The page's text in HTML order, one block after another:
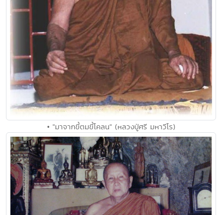
• "มาจากขี้ตมขี้โคลน" (หลวงปู่ศรี มหาวีโร)